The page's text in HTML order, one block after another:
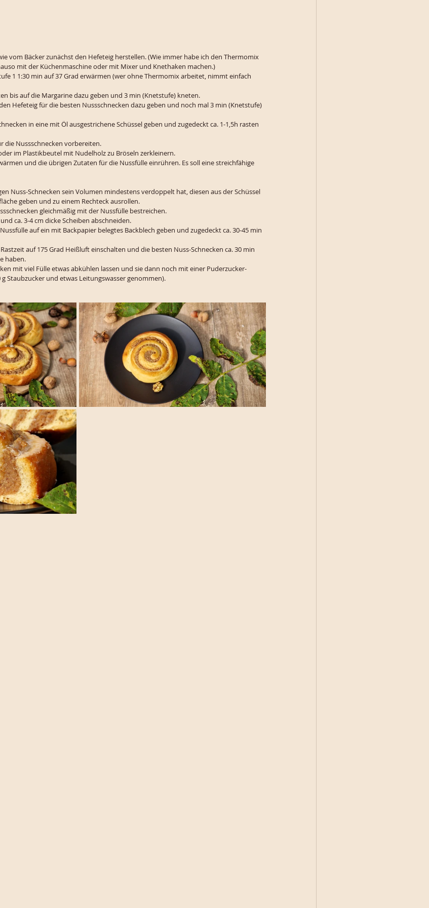
vom Bäcker zunächst den Hefeteig herstellen. (Wie immer habe ich den Thermomix
mit der Küchenmaschine oder mit Mixer und Knethaken machen.)
1 1:30 min auf 37 Grad erwärmen (wer ohne Thermomix arbeitet, nimmt einfach
bis auf die Margarine dazu geben und 3 min (Knetstufe) kneten.
Hefeteig für die besten Nussschnecken dazu geben und noch mal 3 min (Knetstufe)
in eine mit Öl ausgestrichene Schüssel geben und zugedeckt ca. 1-1,5h rasten
die Nussschnecken vorbereiten.
im Plastikbeutel mit Nudelholz zu Bröseln zerkleinern.
und die übrigen Zutaten für die Nussfülle einrühren. Es soll eine streichfähige
Nuss-Schnecken sein Volumen mindestens verdoppelt hat, diesen aus der Schüssel
geben und zu einem Rechteck ausrollen.
gleichmäßig mit der Nussfülle bestreichen.
ca. 3-4 cm dicke Scheiben abschneiden.
auf ein mit Backpapier belegtes Backblech geben und zugedeckt ca. 30-45 min
auf 175 Grad Heißluft einschalten und die besten Nuss-Schnecken ca. 30 min
haben.
mit viel Fülle etwas abkühlen lassen und sie dann noch mit einer Puderzucker-
Staubzucker und etwas Leitungswasser genommen).